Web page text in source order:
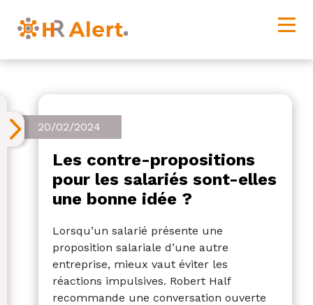
20/02/2024
Les contre-propositions
pour les salariés sont-elles
une bonne idée ?
Lorsqu’un salarié présente une
proposition salariale d’une autre
entreprise, mieux vaut éviter les
réactions impulsives. Robert Half
recommande une conversation ouverte